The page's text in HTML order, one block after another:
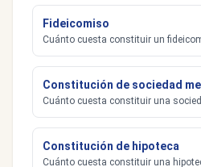
Fideicomiso
Cuánto cuesta constituir un
Constitución de sociedad
Cuánto cuesta constituir una
Constitución de hipoteca
Cuánto cuesta constituir una